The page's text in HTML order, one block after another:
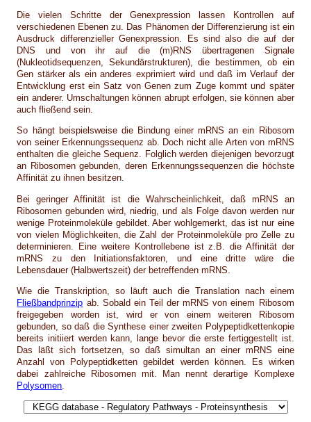
Die vielen Schritte der Genexpression lassen Kontrollen auf
verschiedenen Ebenen zu. Das Phänomen der Differenzierung ist ein
Ausdruck differenzieller Genexpression. Es sind also die auf der
DNS und von ihr auf die (m)RNS übertragenen Signale
(Nukleotidsequenzen, Sekundärstrukturen), die bestimmen, ob ein
Gen stärker als ein anderes exprimiert wird und daß im Verlauf der
Entwicklung erst ein Satz von Genen zum Zuge kommt und später
ein anderer. Umschaltungen können abrupt erfolgen, sie können aber
auch fließend sein.
So hängt beispielsweise die Bindung einer mRNS an ein Ribosom
von seiner Erkennungssequenz ab. Doch nicht alle Arten von mRNS
enthalten die gleiche Sequenz. Folglich werden diejenigen bevorzugt
an Ribosomen gebunden, deren Erkennungssequenzen die höchste
Affinität zu ihnen besitzen.
Bei geringer Affinität ist die Wahrscheinlichkeit, daß mRNS an
Ribosomen gebunden wird, niedrig, und als Folge davon werden nur
wenige Proteinmoleküle gebildet. Aber wohlgemerkt, das ist nur eine
von vielen Möglichkeiten, die Zahl der Proteinmoleküle pro Zelle zu
determinieren. Eine weitere Kontrollebene ist z.B. die Affinität der
mRNS zu den Initiationsfaktoren, und eine dritte wäre die
Lebensdauer (Halbwertszeit) der betreffenden mRNS.
Wie die Transkription, so läuft auch die Translation nach einem
Fließbandprinzip ab. Sobald ein Teil der mRNS von einem Ribosom
freigegeben worden ist, wird er von einem weiteren Ribosom
gebunden, so daß die Synthese einer zweiten Polypeptidkettenkopie
bereits initiiert werden kann, lange bevor die erste fertiggestellt ist.
Das läßt sich fortsetzen, so daß simultan an einer mRNS eine
Anzahl von Polypeptidketten gebildet werden können. Es wirken
dabei zahlreiche Ribosomen mit. Man nennt derartige Komplexe
Polysomen